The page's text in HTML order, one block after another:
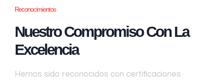
Reconocimientos
Nuestro Compromiso Con La
Excelencia
Hemos sido reconocidos con certificaciones